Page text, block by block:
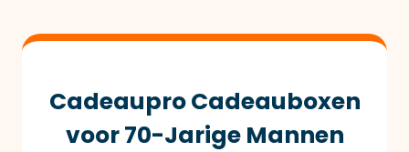
Cadeaupro Cadeauboxen
voor 70-Jarige Mannen